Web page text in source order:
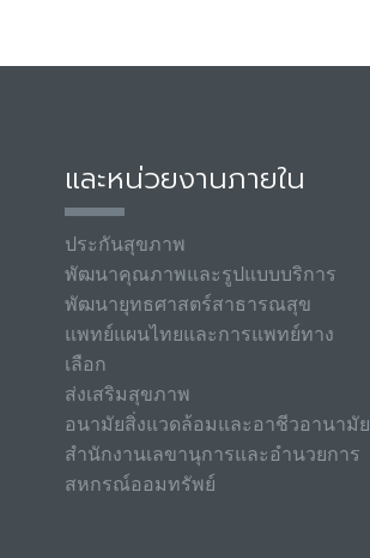
และหน่วยงานภายใน
ประกันสุขภาพ
พัฒนาคุณภาพและรูปแบบบริการ
พัฒนายุทธศาสตร์สาธารณสุข
แพทย์แผนไทยและการแพทย์ทาง
เลือก
ส่งเสริมสุขภาพ
อนามัยสิ่งแวดล้อมและอาชีวอานามัย
สำนักงานเลขานุการและอำนวยการ
สหกรณ์ออมทรัพย์